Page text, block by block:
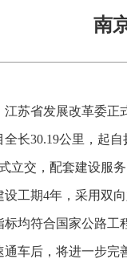
南
江苏省发展改革委正
全长30.19公里，起
立交，配套建设服
设工期4年，采用双
标均符合国家公路工
通车后，将进一步完